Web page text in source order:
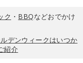
ク ・ BBQなどおでかけ
デンウィークはいつか
紹介